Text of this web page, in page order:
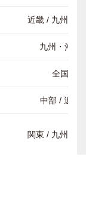
近畿 / 九州・
九州・沖縄
全国
中部 / 近畿
関東 / 九州・